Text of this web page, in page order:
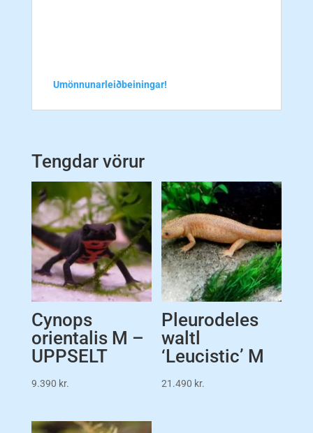
Umönnunarleiðbeiningar!
Tengdar vörur
Cynops
orientalis M –
UPPSELT
9.390 kr.
Pleurodeles
waltl
‘Leucistic’ M
21.490 kr.